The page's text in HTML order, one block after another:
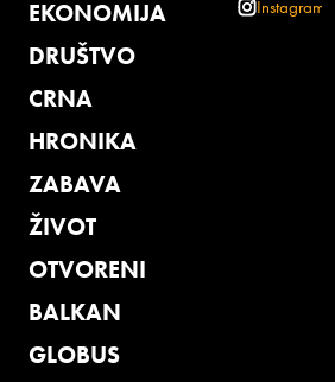
EKONOMIJA
DRUŠTVO
CRNA
HRONIKA
ZABAVA
ŽIVOT
OTVORENI
BALKAN
GLOBUS
Instagram